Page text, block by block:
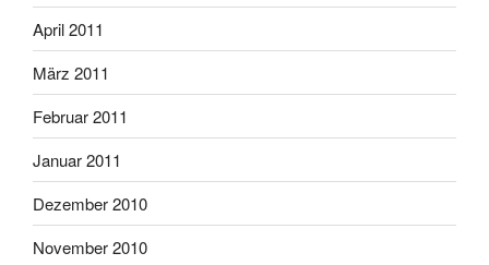
April 2011
März 2011
Februar 2011
Januar 2011
Dezember 2010
November 2010